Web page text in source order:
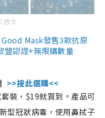
放大
Mask發售3款抗原
盟認證+無限購數量
>>按此選購<<
裝，$19就買到。產品可
型冠狀病毒，使用鼻拭子